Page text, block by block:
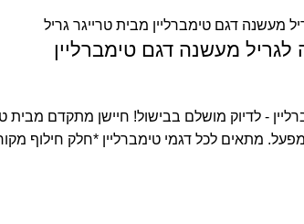
לגריל מעשנה דגם טימברליין
- לדיוק מושלם בבישול!
מתאים לכל דגמי טימברליין *חלק חילוף